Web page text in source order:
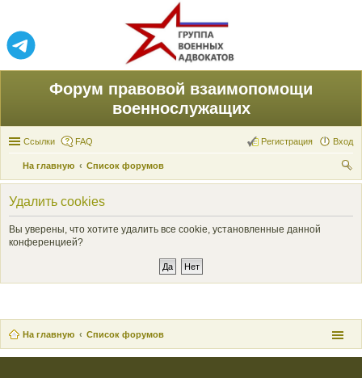
Форум правовой взаимопомощи
военнослужащих
Ссылки FAQ Вход
Регистрация
На главную
Список форумов
ои
Удалить cookies
Вы уверены, что хотите удалить все cookie, установленные данной
конференцией?
На главную Список форумов